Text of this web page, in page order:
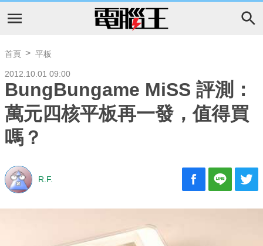
首頁 平板
2012.10.01 09:00
BungBungame MiSS 評測：
萬元四核平板再一發，值得買
嗎？
R.F.